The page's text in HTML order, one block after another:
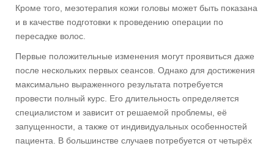
Кроме того, мезотерапия кожи головы может быть показана
и в качестве подготовки к проведению операции по
пересадке волос.
Первые положительные изменения могут проявиться даже
после нескольких первых сеансов. Однако для достижения
максимально выраженного результата потребуется
провести полный курс. Его длительность определяется
специалистом и зависит от решаемой проблемы, её
запущенности, а также от индивидуальных особенностей
пациента. В большинстве случаев потребуется от четырёх